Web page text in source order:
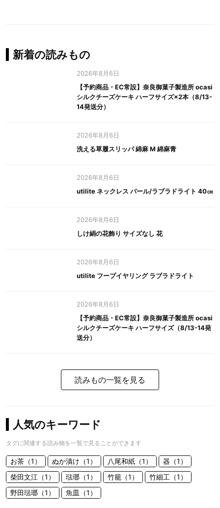
新着の読みもの
2026年8月6日
【予約商品・EC常設】奈良御菓子製造所 ocasi
シルクチーズケーキ ハーフサイズ×2本（8/13-
14発送分）
2026年8月6日
洗える草履スリッパ 綿麻 M 綿麻青
2026年8月6日
utilite ネックレス パール/ラブラドライト 40㎝
2026年8月6日
しけ絹の花飾り サイズなし 花
2026年8月6日
utilite フープイヤリング ラブラドライト
2026年8月6日
【予約商品・EC常設】奈良御菓子製造所 ocasi
シルクチーズケーキ ハーフサイズ（8/13-14発
送分）
読みもの一覧を見る
人気のキーワード
タグに関連する読み物を一覧で見ることができます
お茶（1） ぬか漬け（1） 八尾和紙（1）
器（1）
柴田文江（1）
琺瑯（1） 竹籠（1）
竹細工（1）
野田琺瑯（1）
魚皿（1）